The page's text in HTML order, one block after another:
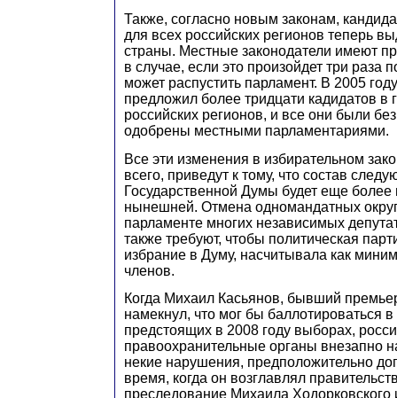
Также, согласно новым законам,
для всех российских регионов теперь
страны. Местные законодатели имеют
в случае, если это произойдет три раза
может распустить парламент. В 2005
предложил более тридцати кадидатов в
российских регионов, и все они были
одобрены местными парламентариями.
Все эти изменения в избирательном
всего, приведут к тому, что состав
Государственной Думы будет еще
нынешней. Отмена одномандатных
парламенте многих независимых
также требуют, чтобы политическая
избрание в Думу, насчитывала как
членов.
Когда Михаил Касьянов, бывший
намекнул, что мог бы баллотироваться
предстоящих в 2008 году выборах,
правоохранительные органы внезапно
некие нарушения, предположительно
время, когда он возглавлял
преследование Михаила